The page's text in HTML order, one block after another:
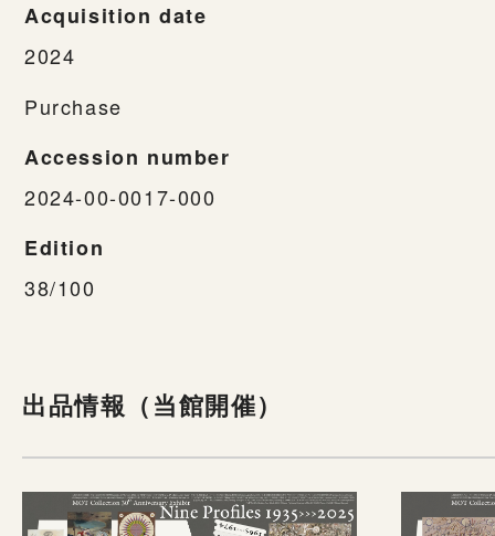
Acquisition date
2024
Purchase
Accession number
2024-00-0017-000
Edition
38/100
出品情報（当館開催）